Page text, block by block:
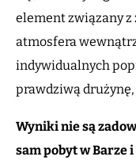
element związany z
atmosfera
indywidualnych
prawdziwą
Wyniki nie są
sam pobyt w Barze